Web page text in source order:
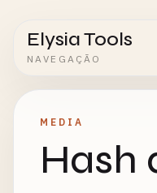
Elysia Tools
NAVEGAÇÃO
MEDIA
Hash